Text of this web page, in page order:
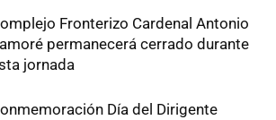
Fronterizo Cardenal Antonio
permanecerá cerrado durante
jornada
Día del Dirigente